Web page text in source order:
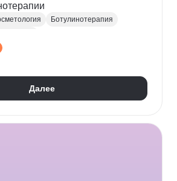
Ботулинотерапия
Далее